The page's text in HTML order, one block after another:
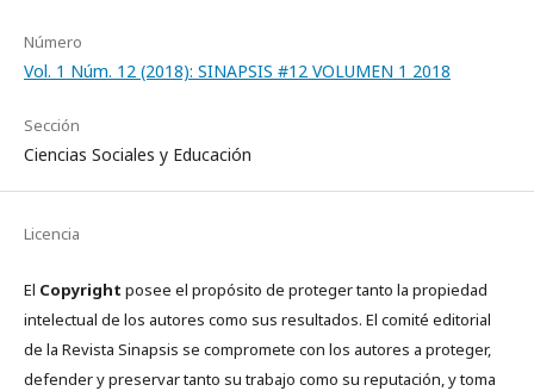
Número
Vol. 1 Núm. 12 (2018): SINAPSIS #12 VOLUMEN 1 2018
Sección
Ciencias Sociales y Educación
Licencia
El Copyright posee el propósito de proteger tanto la propiedad
intelectual de los autores como sus resultados. El comité editorial
de la Revista Sinapsis se compromete con los autores a proteger,
defender y preservar tanto su trabajo como su reputación, y toma